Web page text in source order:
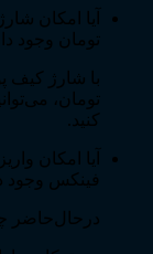
تومان وجود
با شارژ کیف
تومان،
کنید.
آیا امکان
فینکس وجود
درحال‌حاضر